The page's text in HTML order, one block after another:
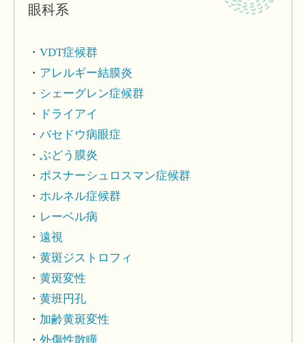
眼科系
VDT症候群
アレルギー結膜炎
シェーグレン症候群
ドライアイ
バセドウ病眼症
ぶどう膜炎
ポスナーシュロスマン症候群
ホルネル症候群
レーベル病
遠視
黄斑ジストロフィ
黄斑変性
黄班円孔
加齢黄斑変性
外傷性散瞳